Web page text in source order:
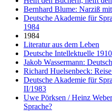
Bernhard Blume: Narziß
Deutsche Akademie für
1984
1984
Literatur aus dem Leben
Deutsche Intellektuelle
Jakob Wassermann:
Richard Huelsenbeck:
Deutsche Akademie für
II/1983
Uwe Pörksen / Heinz
Sprache?